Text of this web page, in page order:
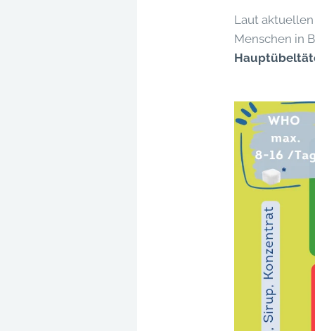
Laut
Menschen in